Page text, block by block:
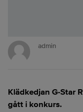
admin
Klädkedjan G-Star
gått i konkurs.